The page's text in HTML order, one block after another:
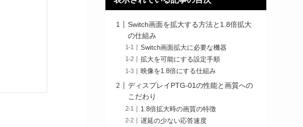
Switch画面を拡大する方法と1.8倍拡大
の仕組み
Switch画面拡大に必要な機器
拡大を可能にする設定手順
映像を1.8倍にする仕組み
ディスプレイPTG-01の性能と画質への
こだわり
1.8倍拡大時の画質の特徴
遅延の少ない応答速度